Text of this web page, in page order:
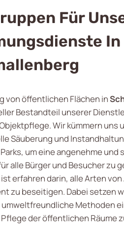
Für
In
von öffentlichen Flächen in
Bestandteil unserer
Wir kümmern uns
Säuberung und
um eine angenehme und
alle Bürger und Besucher zu
ist erfahren darin, alle Arten
zu beseitigen. Dabei setzen
umweltfreundliche Methoden
der öffentlichen Räume